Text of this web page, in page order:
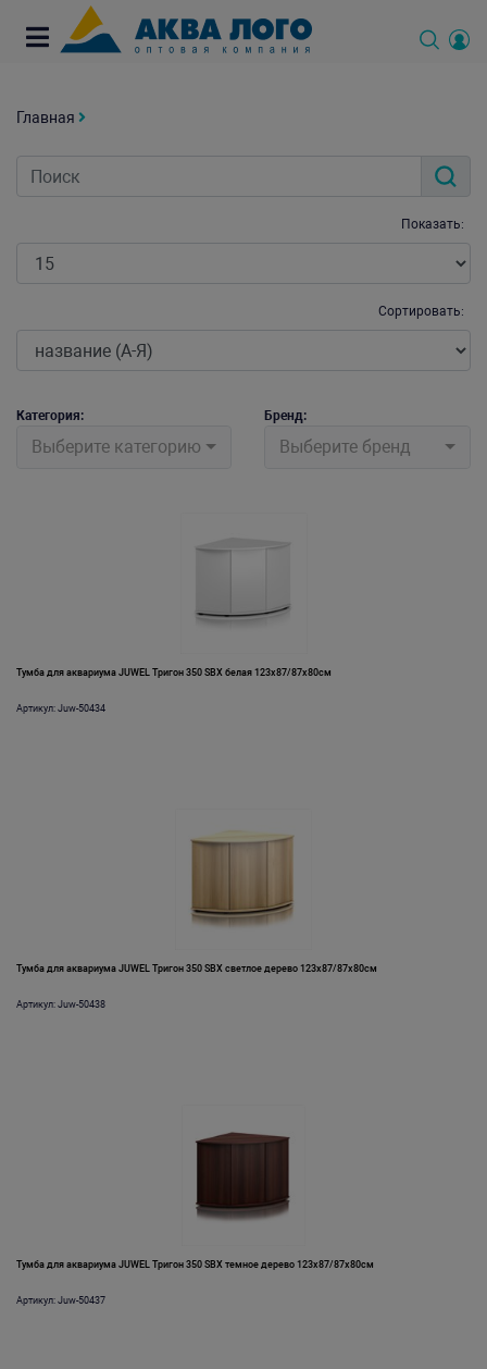
Главная
Показать:
Сортировать:
Категория:
Выберите категорию
Бренд:
Выберите бренд
Тумба для аквариума JUWEL Тригон 350 SBX белая 123x87/87x80см
Артикул: Juw-50434
Тумба для аквариума JUWEL Тригон 350 SBX светлое дерево 123x87/87x80см
Артикул: Juw-50438
Тумба для аквариума JUWEL Тригон 350 SBX темное дерево 123x87/87x80см
Артикул: Juw-50437